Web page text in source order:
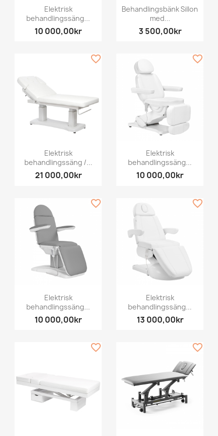
Elektrisk
behandlingssäng...
10 000,00kr
Behandlingsbänk Sillon
med...
3 500,00kr
Elektrisk
behandlingssäng /...
21 000,00kr
favorite_border
Elektrisk
behandlingssäng...
10 000,00kr
favorite_border
Elektrisk
behandlingssäng...
10 000,00kr
favorite_border
Elektrisk
behandlingssäng...
13 000,00kr
favorite_border
favorite_border favorite_border